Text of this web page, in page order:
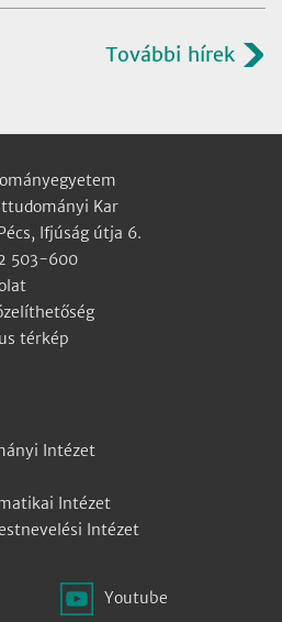
További hírek
Kar
Ifjúság útja 6.
503-600
térkép
Intézet
Intézet
Intézet
Youtube